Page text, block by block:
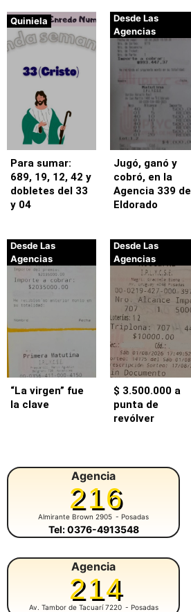
Quiniela
Para sumar:
689, 19, 12, 42 y
dobletes del 33
y 04
Desde Las
Agencias
Jugó, ganó y
cobró, en la
Agencia 339 de
Eldorado
Desde Las
Agencias
“La virgen” fue
la clave
Desde Las
Agencias
$ 3.500.000 a
punta de
revólver
Agencia
216
Almirante Brown 2905 - Posadas
Tel: 0376-4913548
Agencia
214
Av. Tambor de Tacuarí 7220 - Posadas